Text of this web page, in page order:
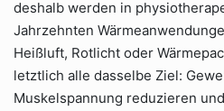
deshalb werden in
Jahrzehnten
Heißluft, Rotlicht oder
letztlich alle dasselbe Ziel:
Muskelspannung reduzieren